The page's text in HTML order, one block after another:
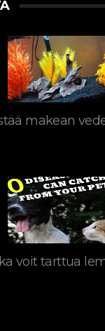
makean
voit tarttua